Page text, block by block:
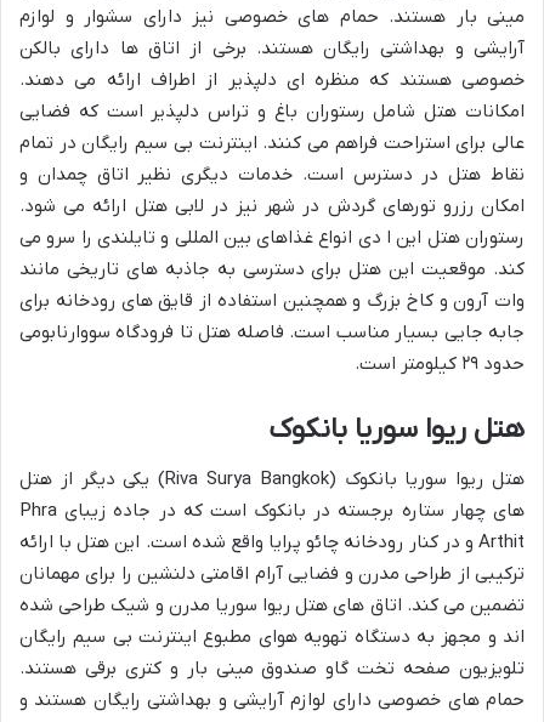
مینی بار هستند. حمام های خصوصی نیز دارای سشوار و لوازم
آرایشی و بهداشتی رایگان هستند. برخی از اتاق ها دارای بالکن
خصوصی هستند که منظره ای دلپذیر از اطراف ارائه می دهند.
امکانات هتل شامل رستوران باغ و تراس دلپذیر است که فضایی
عالی برای استراحت فراهم می کنند. اینترنت بی سیم رایگان در تمام
نقاط هتل در دسترس است. خدمات دیگری نظیر اتاق چمدان و
امکان رزرو تورهای گردش در شهر نیز در لابی هتل ارائه می شود.
رستوران هتل این ا دی انواع غذاهای بین المللی و تایلندی را سرو می
کند. موقعیت این هتل برای دسترسی به جاذبه های تاریخی مانند
وات آرون و کاخ بزرگ و همچنین استفاده از قایق های رودخانه برای
جابه جایی بسیار مناسب است. فاصله هتل تا فرودگاه سووارنابومی
حدود ۲۹ کیلومتر است.
هتل ریوا سوریا بانکوک
هتل ریوا سوریا بانکوک (Riva Surya Bangkok) یکی دیگر از هتل
های چهار ستاره برجسته در بانکوک است که در جاده زیبای Phra
Arthit و در کنار رودخانه چائو پرایا واقع شده است. این هتل با ارائه
ترکیبی از طراحی مدرن و فضایی آرام اقامتی دلنشین را برای مهمانان
تضمین می کند. اتاق های هتل ریوا سوریا مدرن و شیک طراحی شده
اند و مجهز به دستگاه تهویه هوای مطبوع اینترنت بی سیم رایگان
تلویزیون صفحه تخت گاو صندوق مینی بار و کتری برقی هستند.
حمام های خصوصی دارای لوازم آرایشی و بهداشتی رایگان هستند و